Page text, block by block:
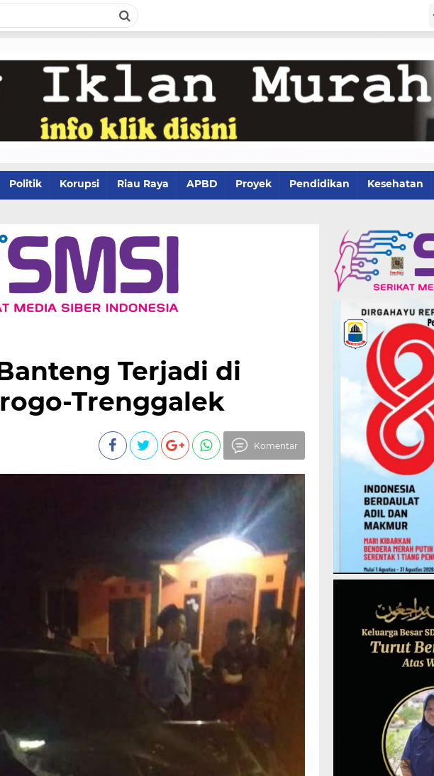
Politik Korupsi Riau Raya APBD Proyek Pendidikan Kesehatan
Terjadi di
Trenggalek
Komentar